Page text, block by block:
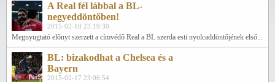
A Real fél lábbal a BL-
negyeddöntőben!
2015-02-18 23:19:30
Megnyugtató előnyt szerzett a címvédő Real a BL szerda esti nyolcaddöntőjének első...
BL: bizakodhat a Chelsea és a
Bayern
2015-02-17 23:06:54